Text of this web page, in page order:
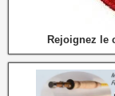
Rejoignez le